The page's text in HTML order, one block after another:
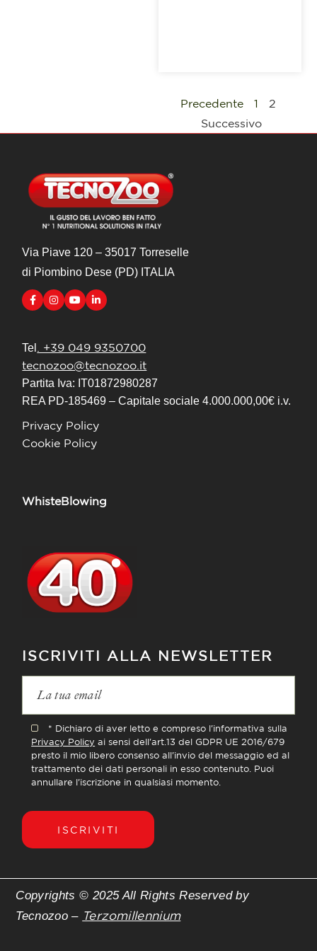
Precedente 1
2
Successivo
Via Piave 120 – 35017 Torreselle
di Piombino Dese (PD) ITALIA
Tel
. +39 049 9350700
tecnozoo@tecnozoo.it
Partita Iva: IT01872980287
REA PD-185469 – Capitale sociale 4.000.000,00€ i.v.
Privacy Policy
Cookie Policy
WhisteBlowing
ISCRIVITI ALLA NEWSLETTER
* Dichiaro di aver letto e compreso l'informativa sulla
Privacy Policy ai sensi dell'art.13 del GDPR UE 2016/679
presto il mio libero consenso all'invio del messaggio ed al
trattamento dei dati personali in esso contenuto. Puoi
annullare l'iscrizione in qualsiasi momento.
ISCRIVITI
Copyrights © 2025 All Rights Reserved by
Tecnozoo – Terzomillennium